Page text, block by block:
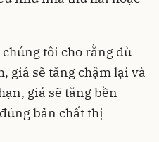
tôi cho rằng dù
giá sẽ tăng chậm lại và
giá sẽ tăng bền
bản chất thị